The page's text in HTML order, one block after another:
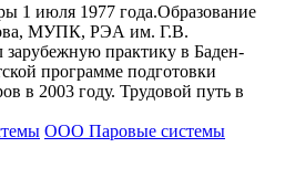
1 июля 1977 года.Образование
МУПК, РЭА им. Г.В.
практику в Баден-
программе подготовки
в 2003 году. Трудовой путь в
ООО Паровые системы